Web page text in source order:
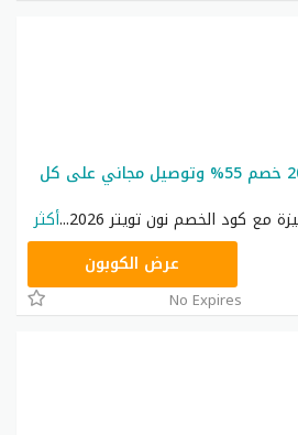
كود خصم نون تويتر 2026 خصم 55% وتوصيل مجاني على كل
كود الخصم نون تويتر 2026
...أكثر
RRF24عرض الكوبون
No Expires